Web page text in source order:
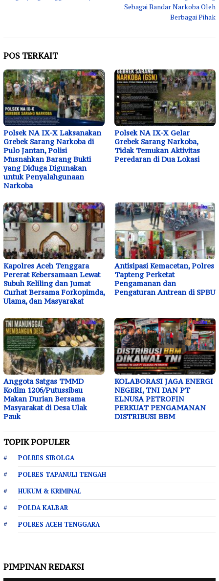
Sebagai Bandar Narkoba Oleh
Berbagai Pihak
POS TERKAIT
Polsek NA IX-X Laksanakan
Grebek Sarang Narkoba di
Pulo Jantan, Polisi
Musnahkan Barang Bukti
yang Diduga Digunakan
untuk Penyalahgunaan
Narkoba
Polsek NA IX-X Gelar
Grebek Sarang Narkoba,
Tidak Temukan Aktivitas
Peredaran di Dua Lokasi
Kapolres Aceh Tenggara
Pererat Kebersamaan Lewat
Subuh Keliling dan Jumat
Curhat Bersama Forkopimda,
Ulama, dan Masyarakat
Antisipasi Kemacetan, Polres
Tapteng Perketat
Pengamanan dan
Pengaturan Antrean di SPBU
Anggota Satgas TMMD
Kodim 1206/Putussibau
Makan Durian Bersama
Masyarakat di Desa Ulak
Pauk
KOLABORASI JAGA ENERGI
NEGERI, TNI DAN PT
ELNUSA PETROFIN
PERKUAT PENGAMANAN
DISTRIBUSI BBM
TOPIK POPULER
POLRES SIBOLGA
POLRES TAPANULI TENGAH
HUKUM & KRIMINAL
POLDA KALBAR
POLRES ACEH TENGGARA
PIMPINAN REDAKSI